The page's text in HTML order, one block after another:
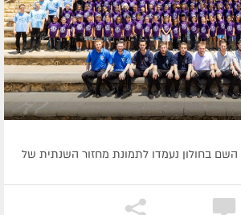
בחולון נעמדו לתמונת מחזור השנתית של